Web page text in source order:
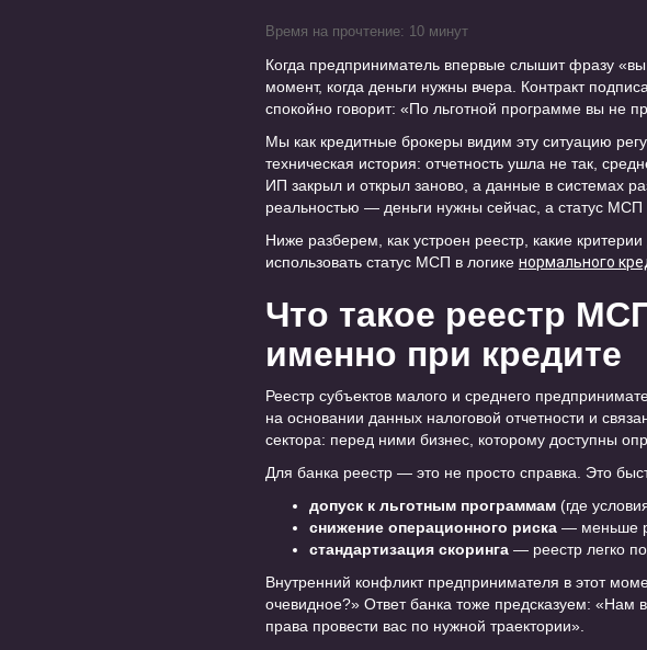
Время на прочтение: 10 минут
Когда предприниматель впервые слышит фразу
момент, когда деньги нужны вчера. Контракт
спокойно говорит: «По льготной программе вы не
Мы как кредитные брокеры видим эту ситуацию
техническая история: отчетность ушла не так,
ИП закрыл и открыл заново, а данные в системах
реальностью — деньги нужны сейчас, а статус МСП
Ниже разберем, как устроен реестр, какие
использовать статус МСП в логике нормального
Что такое реестр
именно при кредите
Реестр субъектов малого и среднего
на основании данных налоговой отчетности и
сектора: перед ними бизнес, которому доступны
Для банка реестр — это не просто справка. Это
допуск к льготным программам (где
снижение операционного риска — меньше
стандартизация скоринга — реестр легко
Внутренний конфликт предпринимателя в этот
очевидное?» Ответ банка тоже предсказуем:
права провести вас по нужной траектории».